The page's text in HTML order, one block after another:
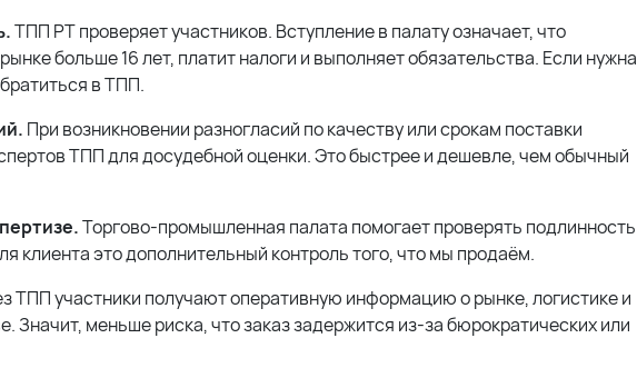
ТПП РТ проверяет участников. Вступление в палату означает, что
больше 16 лет, платит налоги и выполняет обязательства. Если нужна
в ТПП.
При возникновении разногласий по качеству или срокам поставки
ТПП для досудебной оценки. Это быстрее и дешевле, чем обычный
Торгово-промышленная палата помогает проверять подлинность
клиента это дополнительный контроль того, что мы продаём.
ТПП участники получают оперативную информацию о рынке, логистике и
Значит, меньше риска, что заказ задержится из-за бюрократических или